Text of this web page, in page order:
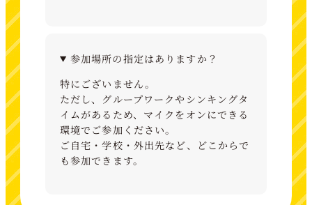
参加場所の指定はありますか？
特にございません。
ただし、グループワークやシンキングタ
イムがあるため、マイクをオンにできる
環境でご参加ください。
ご自宅・学校・外出先など、どこからで
も参加できます。